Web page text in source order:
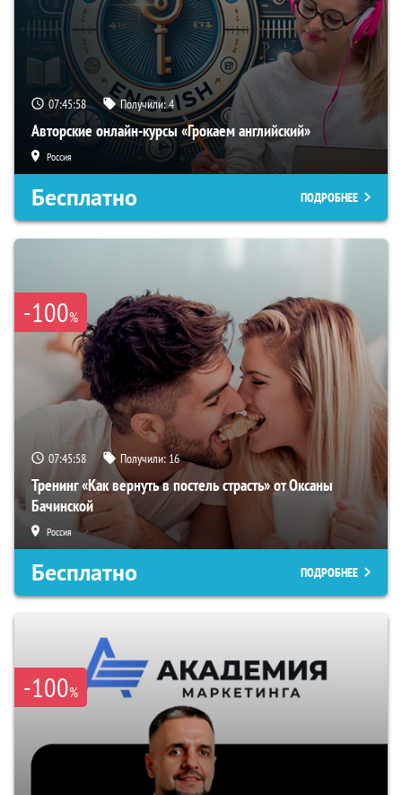
07:45:57 Получили:4
Авторские онлайн-курсы «Грокаем английский»
Россия
Бесплатно ПОДРОБНЕЕ
-100%
07:45:57 Получили:16
Тренинг «Как вернуть в постель страсть» от Оксаны
Бачинской
Россия
Бесплатно ПОДРОБНЕЕ
-100%